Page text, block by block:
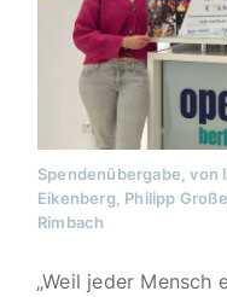
Spendenübergabe, von
Eikenberg, Philipp
Rimbach
„Weil jeder Mensch